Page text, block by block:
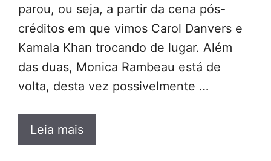
parou, ou seja, a partir da cena pós-
créditos em que vimos Carol Danvers e
Kamala Khan trocando de lugar. Além
das duas, Monica Rambeau está de
volta, desta vez possivelmente …
Leia mais